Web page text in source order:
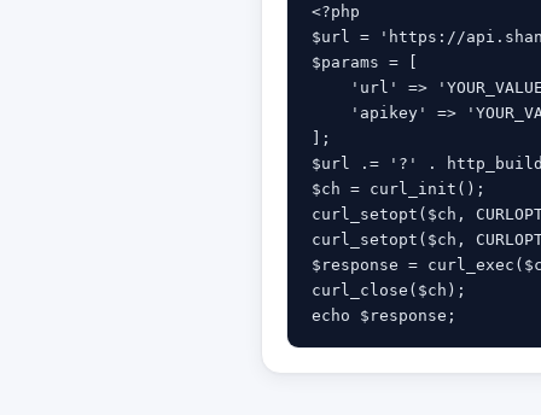
<?php
$url = 'https://
$params = [
'url' =>
'apikey' =>
];
$url .= '?' .
$ch = curl_init();
curl_setopt($ch,
curl_setopt($ch,
$response =
curl_close($ch);
echo $response;